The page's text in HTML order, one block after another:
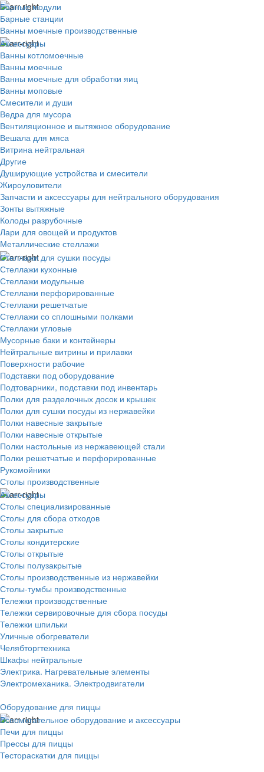
Барные модули
Барные станции
Ванны моечные производственные
Аксессуары
Ванны котломоечные
Ванны моечные
Ванны моечные для обработки яиц
Ванны моповые
Смесители и души
Ведра для мусора
Вентиляционное и вытяжное оборудование
Вешала для мяса
Витрина нейтральная
Другие
Душирующие устройства и смесители
Жироуловители
Запчасти и аксессуары для нейтрального оборудования
Зонты вытяжные
Колоды разрубочные
Лари для овощей и продуктов
Металлические стеллажи
Стеллажи для сушки посуды
Стеллажи кухонные
Стеллажи модульные
Стеллажи перфорированные
Стеллажи решетчатые
Стеллажи со сплошными полками
Стеллажи угловые
Мусорные баки и контейнеры
Нейтральные витрины и прилавки
Поверхности рабочие
Подставки под оборудование
Подтоварники, подставки под инвентарь
Полки для разделочных досок и крышек
Полки для сушки посуды из нержавейки
Полки навесные закрытые
Полки навесные открытые
Полки настольные из нержавеющей стали
Полки решетчатые и перфорированные
Рукомойники
Столы производственные
Аксессуары
Столы специализированные
Столы для сбора отходов
Столы закрытые
Столы кондитерские
Столы открытые
Столы полузакрытые
Столы производственные из нержавейки
Столы-тумбы производственные
Тележки производственные
Тележки сервировочные для сбора посуды
Тележки шпильки
Уличные обогреватели
Челябторгтехника
Шкафы нейтральные
Электрика. Нагревательные элементы
Электромеханика. Электродвигатели
Оборудование для пиццы
Вспомогательное оборудование и аксессуары
Печи для пиццы
Прессы для пиццы
Тестораскатки для пиццы